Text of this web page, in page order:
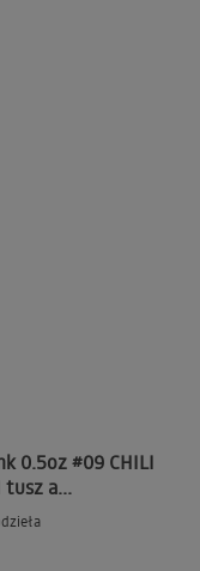
0.5oz #09 CHILI
tusz a...